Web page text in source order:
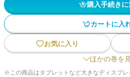
購入手続き
カートに入
お気に入り
ほかの巻を
※この商品はタブレットなど大きなディスプ